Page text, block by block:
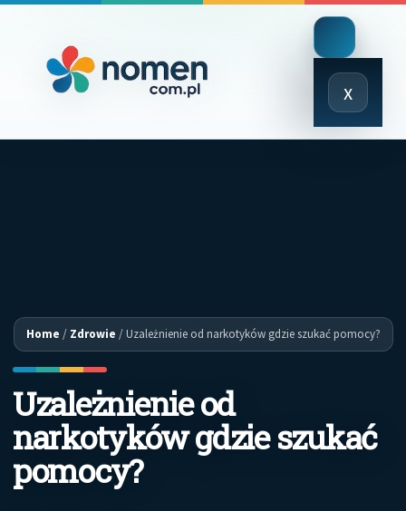
x
Close
Menu
Home / Zdrowie /Uzależnienie od narkotyków gdzie szukać pomocy?
Uzależnienie od
narkotyków gdzie szukać
pomocy?